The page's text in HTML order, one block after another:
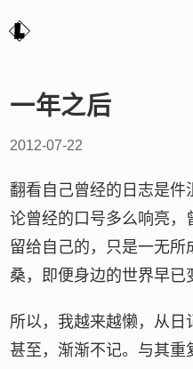
一年之后
2012-07-22
翻看自己曾经的日志是
论曾经的口号多么响亮，
留给自己的，只是一无所
桑，即便身边的世界早已
所以，我越来越懒，从日
甚至，渐渐不记。与其重